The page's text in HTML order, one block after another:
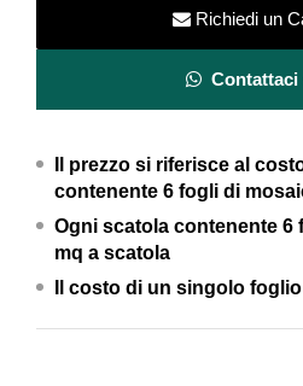
Serie
–
Ceramiche
quantity
Richiedi un
Contattaci
Il prezzo si riferisce al
contenente 6 fogli di
Ogni scatola contenente 6
mq a scatola
Il costo di un singolo